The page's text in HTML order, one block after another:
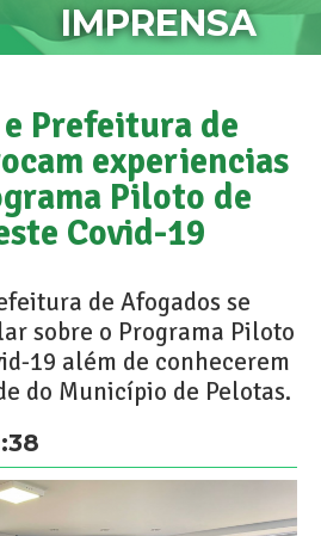
IMPRENSA
Prefeitura de
experiencias
Piloto de
Covid-19
de Afogados se
sobre o Programa Piloto
19 além de conhecerem
do Município de Pelotas.